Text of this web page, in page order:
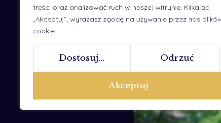
treści oraz analizować ruch w naszej witrynie. Klikając
„Akceptuj”, wyrażasz zgodę na używanie przez nas
cookie.
Dostosuj... Odrzuć
Akceptuj